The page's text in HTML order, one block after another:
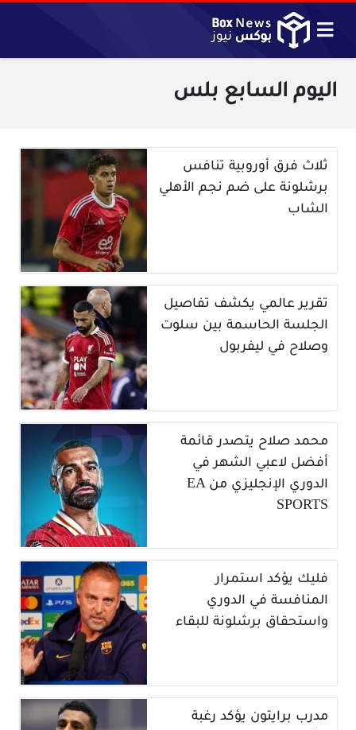
اليوم السابع بلس
ثلاث فرق أوروبية تنافس
برشلونة على ضم نجم الأهلي
الشاب
تقرير عالمي يكشف تفاصيل
الجلسة الحاسمة بين سلوت
وصلاح في ليفربول
محمد صلاح يتصدر قائمة
أفضل لاعبي الشهر في
الدوري الإنجليزي من EA
SPORTS
فليك يؤكد استمرار
المنافسة في الدوري
واستحقاق برشلونة للبقاء
مدرب برايتون يؤكد رغبة